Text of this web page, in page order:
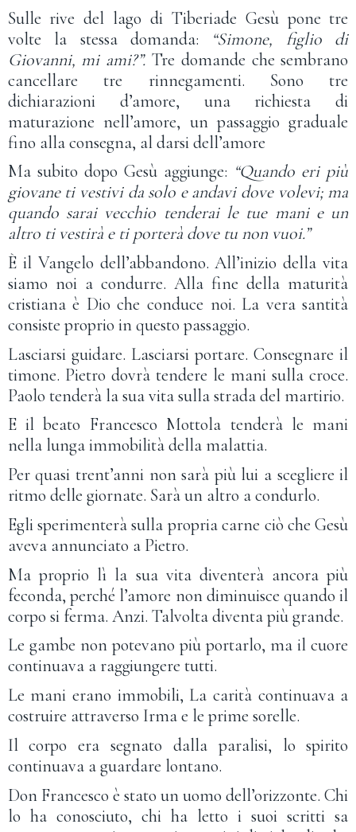
Sulle rive del lago di Tiberiade Gesù pone tre
volte la stessa domanda: “Simone, figlio di
Giovanni, mi ami?”. Tre domande che sembrano
cancellare tre rinnegamenti. Sono tre
dichiarazioni d’amore, una richiesta di
maturazione nell’amore, un passaggio graduale
fino alla consegna, al darsi dell’amore
Ma subito dopo Gesù aggiunge: “Quando eri più
giovane ti vestivi da solo e andavi dove volevi; ma
quando sarai vecchio tenderai le tue mani e un
altro ti vestirà e ti porterà dove tu non vuoi.”
È il Vangelo dell’abbandono. All’inizio della vita
siamo noi a condurre. Alla fine della maturità
cristiana è Dio che conduce noi. La vera santità
consiste proprio in questo passaggio.
Lasciarsi guidare. Lasciarsi portare. Consegnare il
timone. Pietro dovrà tendere le mani sulla croce.
Paolo tenderà la sua vita sulla strada del martirio.
E il beato Francesco Mottola tenderà le mani
nella lunga immobilità della malattia.
Per quasi trent’anni non sarà più lui a scegliere il
ritmo delle giornate. Sarà un altro a condurlo.
Egli sperimenterà sulla propria carne ciò che Gesù
aveva annunciato a Pietro.
Ma proprio lì la sua vita diventerà ancora più
feconda, perché l’amore non diminuisce quando il
corpo si ferma. Anzi. Talvolta diventa più grande.
Le gambe non potevano più portarlo, ma il cuore
continuava a raggiungere tutti.
Le mani erano immobili, La carità continuava a
costruire attraverso Irma e le prime sorelle.
Il corpo era segnato dalla paralisi, lo spirito
continuava a guardare lontano.
Don Francesco è stato un uomo dell’orizzonte. Chi
lo ha conosciuto, chi ha letto i suoi scritti sa